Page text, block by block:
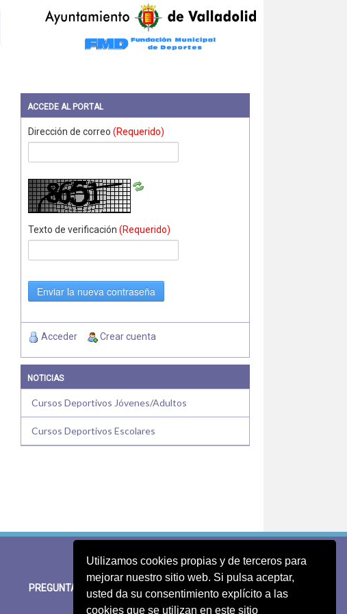
Utilizamos cookies propias y de terceros para
mejorar nuestro sitio web. Si pulsa aceptar,
usted da su consentimiento explícito a las
cookies que se utilizan en este sitio
ACCEDE AL PORTAL
Dirección de correo (Requerido)
Texto de verificación (Requerido)
Enviar la nueva contraseña
Acceder Crear cuenta
NOTICIAS
Cursos Deportivos Jóvenes/Adultos
Cursos Deportivos Escolares
PREGUNTAS FRECUENTES SUGERENCIAS